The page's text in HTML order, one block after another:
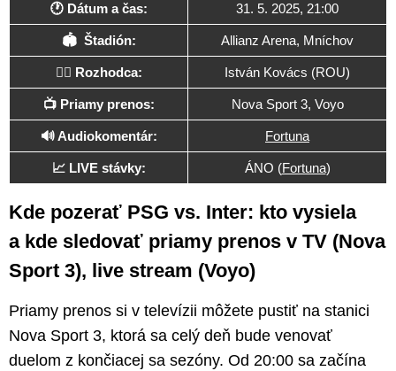
🕐 Dátum a čas: 31. 5. 2025, 21:00
🏟 Štadión: Allianz Arena, Mníchov
🧑‍⚖️ Rozhodca: István Kovács (ROU)
📺 Priamy prenos: Nova Sport 3, Voyo
🔊 Audiokomentár: Fortuna
📈 LIVE stávky: ÁNO (Fortuna)
Kde pozerať PSG vs. Inter: kto vysiela
a kde sledovať priamy prenos v TV (Nova
Sport 3), live stream (Voyo)
Priamy prenos si v televízii môžete pustiť na stanici
Nova Sport 3, ktorá sa celý deň bude venovať
duelom z končiacej sa sezóny. Od 20:00 sa začína